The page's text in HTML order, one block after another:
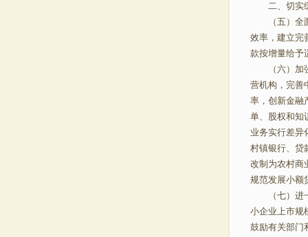
二、切实缓
（五）全面
效率，建立完
款按增量给予
（六）加强
营机构，完善
率，创新金融
单、股权和知
业务实行差异
村镇银行、贷
改制为农村商
规范发展小额
（七）进一
小企业上市规
鼓励有关部门